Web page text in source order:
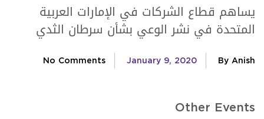
يساهم قطاع الشركات في الإمارات العربية
المتحدة في نشر الوعي بشأن سرطان الثدي
By Anish
January 9, 2020
No Comments
Other Events